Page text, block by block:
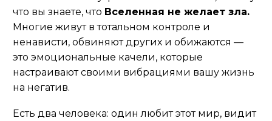
что вы знаете, что Вселенная не желает зла.
Многие живут в тотальном контроле и
ненависти, обвиняют других и обижаются —
это эмоциональные качели, которые
настраивают своими вибрациями вашу жизнь
на негатив.
Есть два человека: один любит этот мир, видит